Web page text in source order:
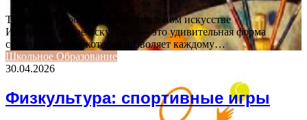
Творческие уроки в изобразительном искусстве
Изобразительное искусство — это удивительная форма
самовыражения, которая позволяет каждому…
Школьное Образование
30.04.2026
Физкультура: спортивные игры